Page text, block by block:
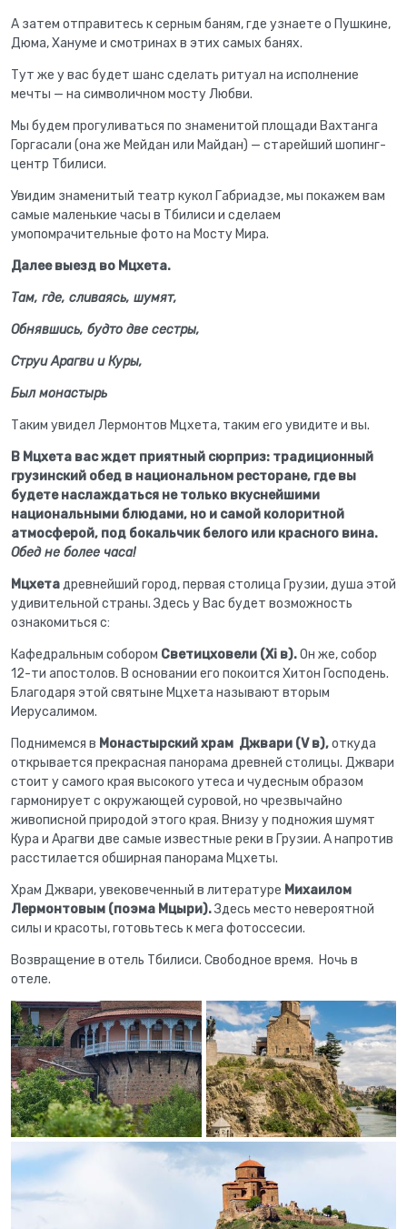
А затем отправитесь к серным баням, где узнаете о Пушкине,
Дюма, Хануме и смотринах в этих самых банях.
Тут же у вас будет шанс сделать ритуал на исполнение
мечты — на символичном мосту Любви.
Мы будем прогуливаться по знаменитой площади Вахтанга
Горгасали (она же Мейдан или Майдан) — старейший шопинг-
центр Тбилиси.
Увидим знаменитый театр кукол Габриадзе, мы покажем вам
самые маленькие часы в Тбилиси и сделаем
умопомрачительные фото на Мосту Мира.
Далее выезд во Мцхета.
Там, где, сливаясь, шумят,
Обнявшись, будто две сестры,
Струи Арагви и Куры,
Был монастырь
Таким увидел Лермонтов Мцхета, таким его увидите и вы.
В Мцхета вас ждет приятный сюрприз: традиционный
грузинский обед в национальном ресторане, где вы
будете наслаждаться не только вкуснейшими
национальными блюдами, но и самой колоритной
атмосферой, под бокальчик белого или красного вина.
Обед не более часа!
Мцхетадревнейший город, первая столица Грузии, душа этой
удивительной страны. Здесь у Вас будет возможность
ознакомиться с:
Кафедральным собором Светицховели (Xi в).Он же, собор
12-ти апостолов. В основании его покоится Хитон Господень.
Благодаря этой святыне Мцхета называют вторым
Иерусалимом.
Поднимемся в Монастырский храм Джвари (V в),откуда
открывается прекрасная панорама древней столицы. Джвари
стоит у самого края высокого утеса и чудесным образом
гармонирует с окружающей суровой, но чрезвычайно
живописной природой этого края. Внизу у подножия шумят
Кура и Арагви две самые известные реки в Грузии. А напротив
расстилается обширная панорама Мцхеты.
Храм Джвари, увековеченный в литературе Михаилом
Лермонтовым (поэма Мцыри).Здесь место невероятной
силы и красоты, готовьтесь к мега фотоссесии.
Возвращение в отель Тбилиси. Свободное время. Ночь в
отеле.